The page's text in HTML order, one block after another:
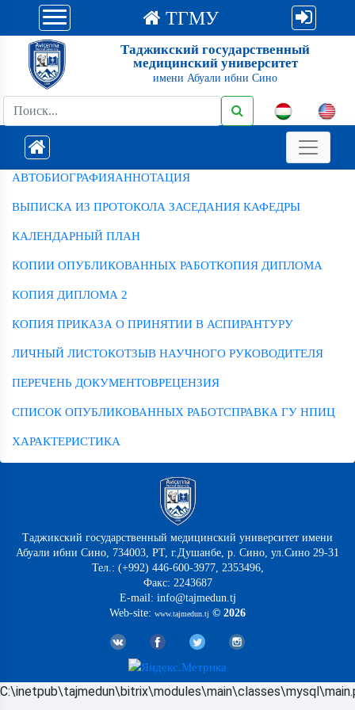
ТГМУ
Таджикский государственный
медицинский университет
имени Абуали ибни Сино
АВТОБИОГРАФИЯАННОТАЦИЯ
ВЫПИСКА ИЗ ПРОТОКОЛА ЗАСЕДАНИЯ КАФЕДРЫ
КАЛЕНДАРНЫЙ ПЛАН
КОПИИ ОПУБЛИКОВАННЫХ РАБОТКОПИЯ ДИПЛОМА
КОПИЯ ДИПЛОМА 2
КОПИЯ ПРИКАЗА О ПРИНЯТИИ В АСПИРАНТУРУ
ЛИЧНЫЙ ЛИСТОКОТЗЫВ НАУЧНОГО РУКОВОДИТЕЛЯ
ПЕРЕЧЕНЬ ДОКУМЕНТОВРЕЦЕНЗИЯ
СПИСОК ОПУБЛИКОВАННЫХ РАБОТСПРАВКА ГУ НПИЦ
ХАРАКТЕРИСТИКА
Таджикский государственный медицинский университет имени
Абуали ибни Сино, 734003, РТ, г.Душанбе, р. Сино, ул.Сино 29-31
Тел.: (+992) 446-600-3977, 2353496,
Факс: 2243687
E-mail: info@tajmedun.tj
Web-site: www.tajmedun.tj © 2026